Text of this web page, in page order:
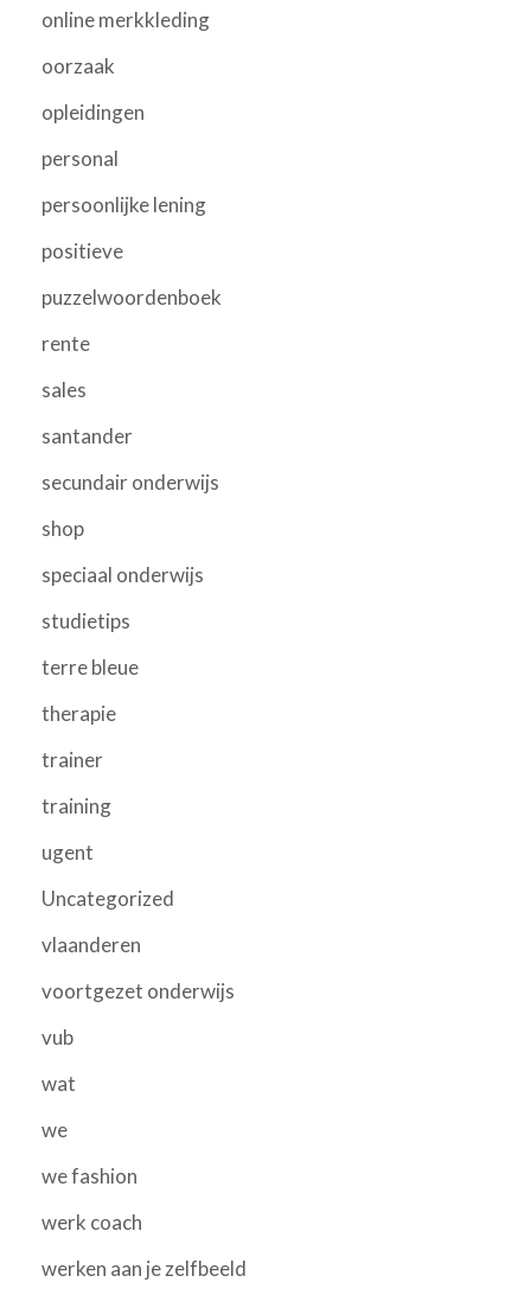
online merkkleding
oorzaak
opleidingen
personal
persoonlijke lening
positieve
puzzelwoordenboek
rente
sales
santander
secundair onderwijs
shop
speciaal onderwijs
studietips
terre bleue
therapie
trainer
training
ugent
Uncategorized
vlaanderen
voortgezet onderwijs
vub
wat
we
we fashion
werk coach
werken aan je zelfbeeld